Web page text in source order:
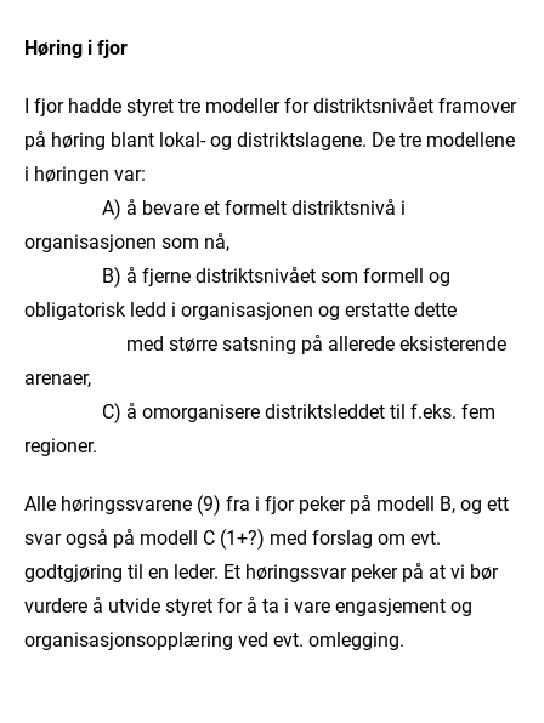
Høring i fjor
I fjor hadde styret tre modeller for distriktsnivået framover
på høring blant lokal- og distriktslagene. De tre modellene
i høringen var:
A) å bevare et formelt distriktsnivå i
organisasjonen som nå,
B) å fjerne distriktsnivået som formell og
obligatorisk ledd i organisasjonen og erstatte dette
med større satsning på allerede eksisterende
arenaer,
C) å omorganisere distriktsleddet til f.eks. fem
regioner.
Alle høringssvarene (9) fra i fjor peker på modell B, og ett
svar også på modell C (1+?) med forslag om evt.
godtgjøring til en leder. Et høringssvar peker på at vi bør
vurdere å utvide styret for å ta i vare engasjement og
organisasjonsopplæring ved evt. omlegging.